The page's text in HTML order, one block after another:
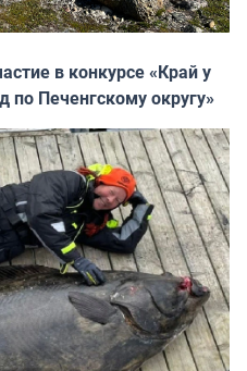
в конкурсе «Край у
по Печенгскому округу»